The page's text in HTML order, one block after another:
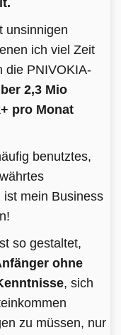
unsinnigen
ich viel Zeit
die PNIVOKIA-
2,3 Mio
pro Monat
benutztes,
mein Business
so gestaltet,
ohne
, sich
zu müssen, nur